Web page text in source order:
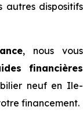
autres dispositifs
, nous vous
financières
neuf en Ile-
financement.